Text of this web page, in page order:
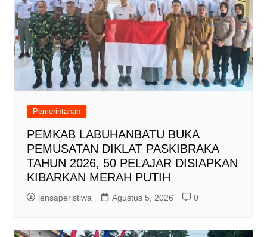
Pemerintahan
PEMKAB LABUHANBATU BUKA
PEMUSATAN DIKLAT PASKIBRAKA
TAHUN 2026, 50 PELAJAR DISIAPKAN
KIBARKAN MERAH PUTIH
lensaperistiwa Agustus 5, 2026 0